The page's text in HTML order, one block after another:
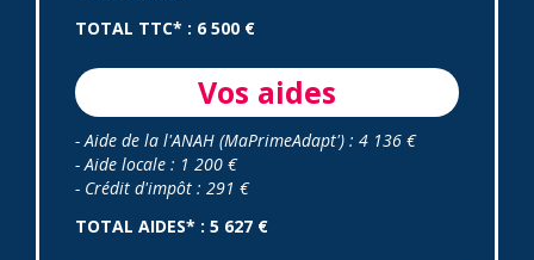
TOTAL TTC* : 6 500 €
Vos aides
- Aide de la l'ANAH (MaPrimeAdapt') : 4 136 €
- Aide locale : 1 200 €
- Crédit d'impôt : 291 €
TOTAL AIDES* : 5 627 €